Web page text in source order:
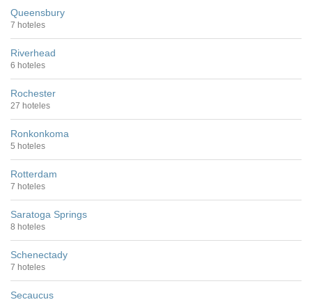
Queensbury
7 hoteles
Riverhead
6 hoteles
Rochester
27 hoteles
Ronkonkoma
5 hoteles
Rotterdam
7 hoteles
Saratoga Springs
8 hoteles
Schenectady
7 hoteles
Secaucus